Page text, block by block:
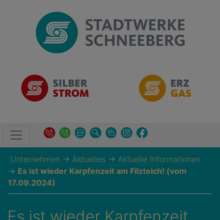
Unternehmen → Aktuelles → Aktuelle Informationen
→ Es ist wieder Karpfenzeit am Filzteich! (vom
17.09.2024)